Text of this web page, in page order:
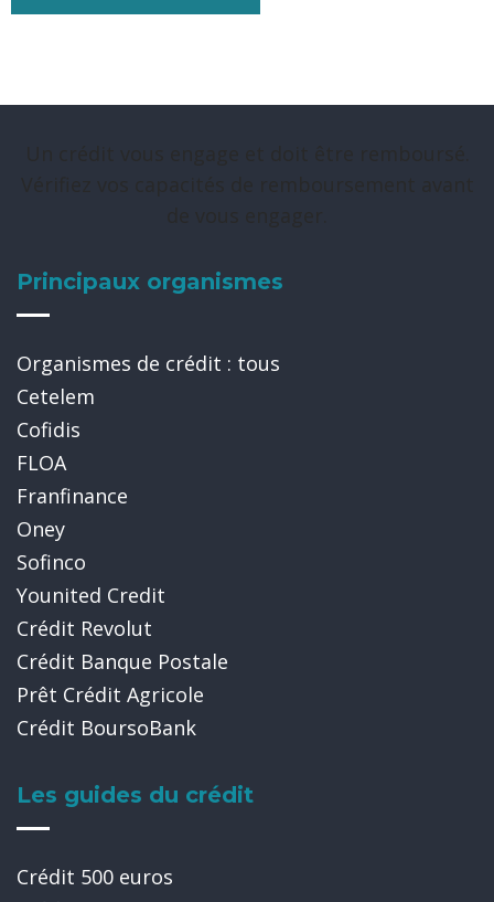
Principaux organismes
Organismes de crédit : tous
Cetelem
Cofidis
FLOA
Franfinance
Oney
Sofinco
Younited Credit
Crédit Revolut
Crédit Banque Postale
Prêt Crédit Agricole
Crédit BoursoBank
Les guides du crédit
Crédit 500 euros